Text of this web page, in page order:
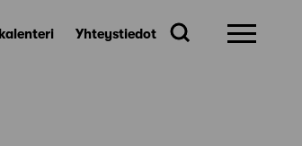
Yhteystiedot